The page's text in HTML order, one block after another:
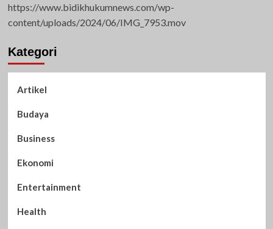
https://www.bidikhukumnews.com/wp-
content/uploads/2024/06/IMG_7953.mov
Kategori
Artikel
Budaya
Business
Ekonomi
Entertainment
Health